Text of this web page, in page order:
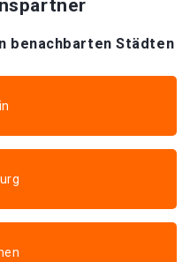
benachbarten Städten